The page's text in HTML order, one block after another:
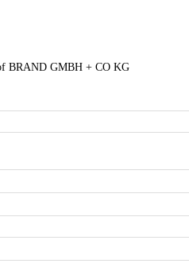
BRAND GMBH + CO KG